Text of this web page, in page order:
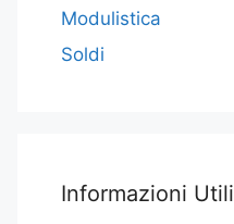
Modulistica
Soldi
Informazioni Utili